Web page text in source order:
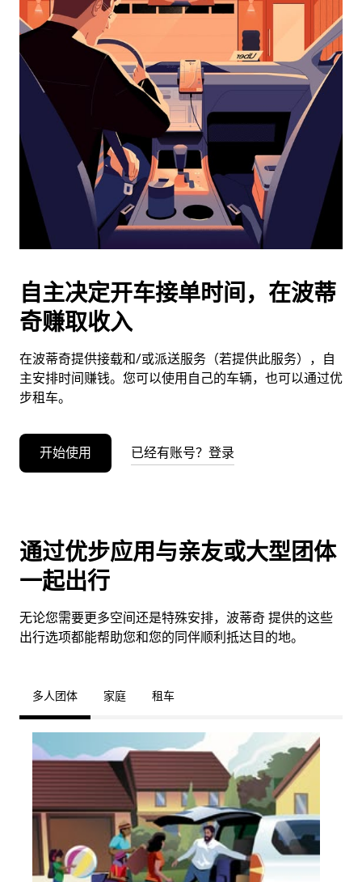
日
并
期。
按
退
闭
日
历。
自主决定开车接单时间，在波蒂
奇赚取收入
在波蒂奇提供接载和/或派送服务（若提供此服务），自
主安排时间赚钱。您可以使用自己的车辆，也可以通过优
步租车。
开始使用 已经有账号？登录
通过优步应用与亲友或大型团体
一起出行
无论您需要更多空间还是特殊安排，波蒂奇 提供的这些
出行选项都能帮助您和您的同伴顺利抵达目的地。
多人团体 家庭 租车